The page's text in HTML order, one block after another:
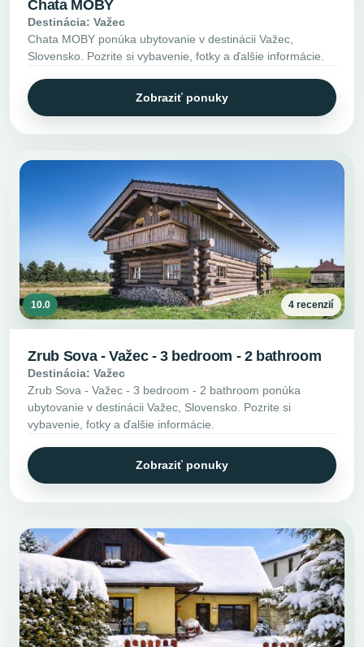
Chata MOBY
Destinácia: Važec
Chata MOBY ponúka ubytovanie v destinácii Važec,
Slovensko. Pozrite si vybavenie, fotky a ďalšie informácie.
Zobraziť ponuky
10.0 4 recenzií
Zrub Sova - Važec - 3 bedroom - 2 bathroom
Destinácia: Važec
Zrub Sova - Važec - 3 bedroom - 2 bathroom ponúka
ubytovanie v destinácii Važec, Slovensko. Pozrite si
vybavenie, fotky a ďalšie informácie.
Zobraziť ponuky